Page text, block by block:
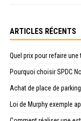
ARTICLES RÉCENTS
Quel prix pour refaire
Pourquoi choisir SPDC
Achat de place de
Loi de Murphy exemple